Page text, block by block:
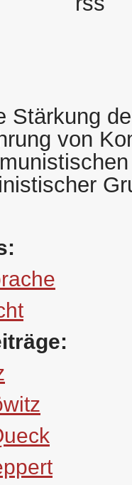
Stärkung
von